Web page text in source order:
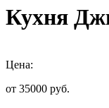
Кухня
Цена:
от 35000 руб.